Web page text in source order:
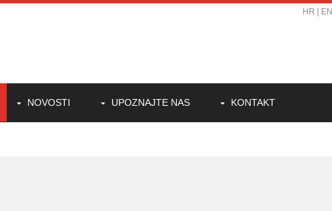
HR EN
NOVOSTI UPOZNAJTE NAS KONTAKT